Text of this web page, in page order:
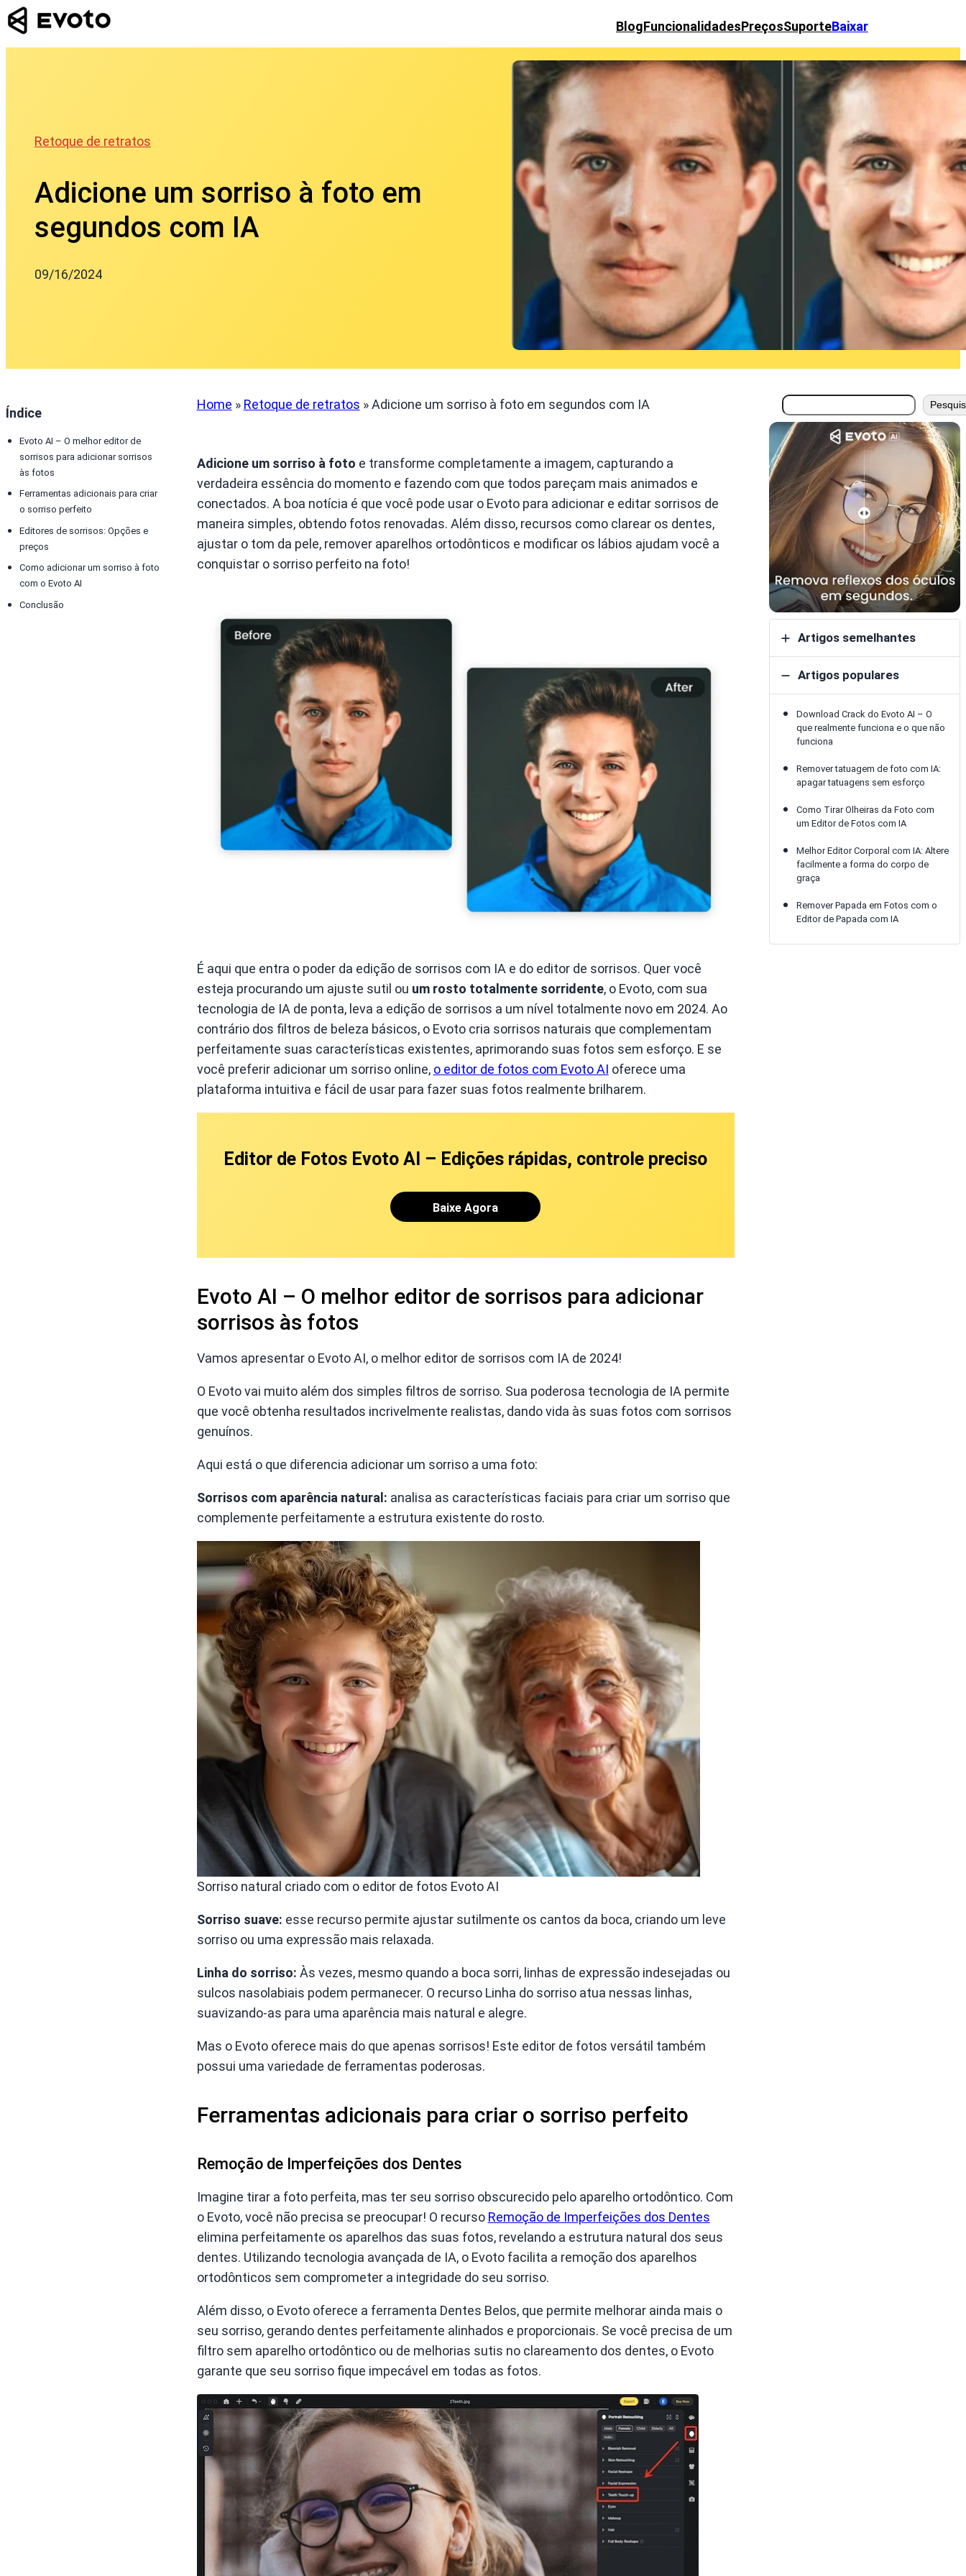
Skip
to
BlogFuncionalidadesPreçosSuporteBaixar
Retoque de retratos
Adicione um sorriso à foto em
segundos com IA
09/16/2024
Índice
Evoto AI – O melhor editor de
sorrisos para adicionar sorrisos
às fotos
Ferramentas adicionais para criar
o sorriso perfeito
Editores de sorrisos: Opções e
preços
Como adicionar um sorriso à foto
com o Evoto AI
Conclusão
Home » Retoque de retratos »Adicione um sorriso à foto em segundos com IA
Adicione um sorriso à foto e transforme completamente a imagem, capturando a
verdadeira essência do momento e fazendo com que todos pareçam mais animados e
conectados. A boa notícia é que você pode usar o Evoto para adicionar e editar sorrisos de
maneira simples, obtendo fotos renovadas. Além disso, recursos como clarear os dentes,
ajustar o tom da pele, remover aparelhos ortodônticos e modificar os lábios ajudam você a
conquistar o sorriso perfeito na foto!
É aqui que entra o poder da edição de sorrisos com IA e do editor de sorrisos. Quer você
esteja procurando um ajuste sutil ou um rosto totalmente sorridente, o Evoto, com sua
tecnologia de IA de ponta, leva a edição de sorrisos a um nível totalmente novo em 2024. Ao
contrário dos filtros de beleza básicos, o Evoto cria sorrisos naturais que complementam
perfeitamente suas características existentes, aprimorando suas fotos sem esforço. E se
você preferir adicionar um sorriso online, o editor de fotos com Evoto AI oferece uma
plataforma intuitiva e fácil de usar para fazer suas fotos realmente brilharem.
Editor de Fotos Evoto AI – Edições rápidas, controle preciso
Baixe Agora
Evoto AI – O melhor editor de sorrisos para adicionar
sorrisos às fotos
Vamos apresentar o Evoto AI, o melhor editor de sorrisos com IA de 2024!
O Evoto vai muito além dos simples filtros de sorriso. Sua poderosa tecnologia de IA permite
que você obtenha resultados incrivelmente realistas, dando vida às suas fotos com sorrisos
genuínos.
Aqui está o que diferencia adicionar um sorriso a uma foto:
Sorrisos com aparência natural: analisa as características faciais para criar um sorriso que
complemente perfeitamente a estrutura existente do rosto.
Sorriso natural criado com o editor de fotos Evoto AI
Sorriso suave: esse recurso permite ajustar sutilmente os cantos da boca, criando um leve
sorriso ou uma expressão mais relaxada.
Linha do sorriso: Às vezes, mesmo quando a boca sorri, linhas de expressão indesejadas ou
sulcos nasolabiais podem permanecer. O recurso Linha do sorriso atua nessas linhas,
suavizando-as para uma aparência mais natural e alegre.
Mas o Evoto oferece mais do que apenas sorrisos! Este editor de fotos versátil também
possui uma variedade de ferramentas poderosas.
Ferramentas adicionais para criar o sorriso perfeito
Remoção de Imperfeições dos Dentes
Imagine tirar a foto perfeita, mas ter seu sorriso obscurecido pelo aparelho ortodôntico. Com
o Evoto, você não precisa se preocupar! O recurso Remoção de Imperfeições dos Dentes
elimina perfeitamente os aparelhos das suas fotos, revelando a estrutura natural dos seus
dentes. Utilizando tecnologia avançada de IA, o Evoto facilita a remoção dos aparelhos
ortodônticos sem comprometer a integridade do seu sorriso.
Além disso, o Evoto oferece a ferramenta Dentes Belos, que permite melhorar ainda mais o
seu sorriso, gerando dentes perfeitamente alinhados e proporcionais. Se você precisa de um
filtro sem aparelho ortodôntico ou de melhorias sutis no clareamento dos dentes, o Evoto
garante que seu sorriso fique impecável em todas as fotos.
搜
索
Artigos semelhantes
Artigos populares
Download Crack do Evoto AI – O
que realmente funciona e o que não
funciona
Remover tatuagem de foto com IA:
apagar tatuagens sem esforço
Como Tirar Olheiras da Foto com
um Editor de Fotos com IA
Melhor Editor Corporal com IA: Altere
facilmente a forma do corpo de
graça
Remover Papada em Fotos com o
Editor de Papada com IA